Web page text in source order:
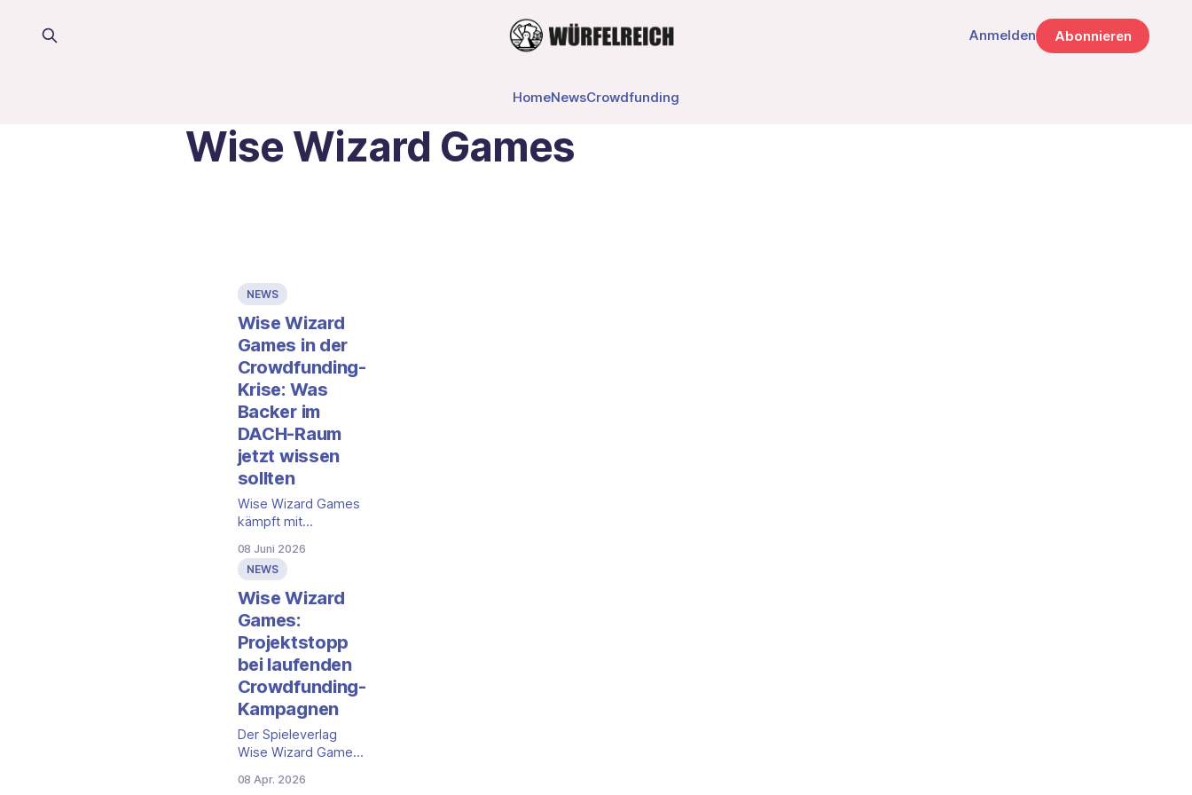
HomeNewsCrowdfunding
Anmelden Abonnieren
Wise Wizard Games
NEWS
Wise Wizard
Games in der
Crowdfunding-
Krise: Was
Backer im
DACH-Raum
jetzt wissen
sollten
Wise Wizard Games
kämpft mit
mehreren
Kickstarter-Projekten
und Entlassungen.
Was das für Backer
im DACH-Raum jetzt
bedeutet.
08 Juni 2026
NEWS
Wise Wizard
Games:
Projektstopp
bei laufenden
Crowdfunding-
Kampagnen
Der Spieleverlag
Wise Wizard Games,
Deckbuilding-Spiel
08 Apr. 2026